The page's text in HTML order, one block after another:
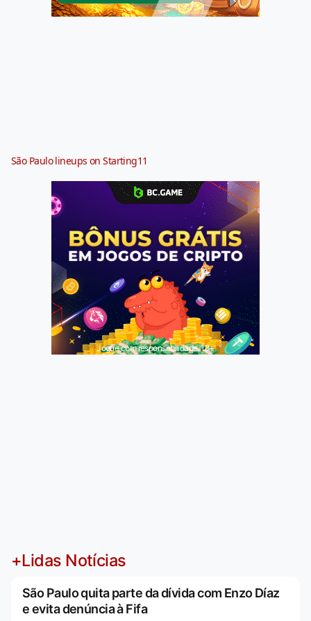
São Paulo lineups on Starting11
Jogue com responsabilidade. 18+
+Lidas Notícias
São Paulo quita parte da dívida com Enzo Díaz
e evita denúncia à Fifa